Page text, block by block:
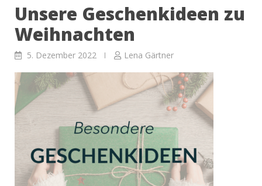
Tennisplatz
der
Zukunft
–
Jetzt
auch
bei
uns!”
Unsere Geschenkideen zu
Weihnachten
5. Dezember 2022 Lena Gärtner